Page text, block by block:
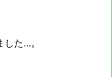
た…。